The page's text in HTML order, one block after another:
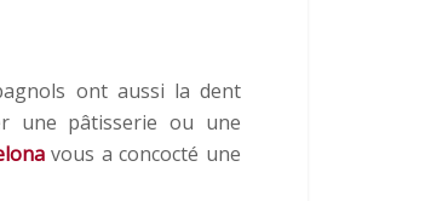
ont aussi la dent
une pâtisserie ou une
vous a concocté une